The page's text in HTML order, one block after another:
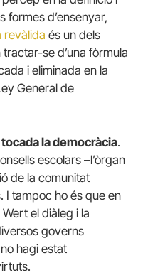
formes d’ensenyar,
revàlida és un dels
se d’una fòrmula
i eliminada en la
General de
la democràcia.
escolars –l’òrgan
de la comunitat
tampoc ho és que en
el diàleg i la
governs
hagi estat